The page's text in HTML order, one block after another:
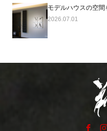
モデルハウスの空間
2026.07.01